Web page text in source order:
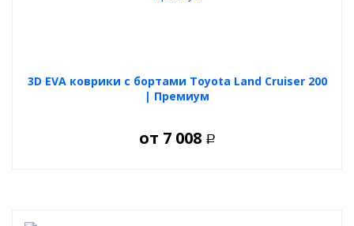
3D EVA коврики с бортами Toyota Land Cruiser 200
| Премиум
от 7 008 Р